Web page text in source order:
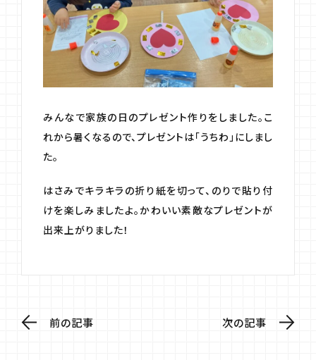
みんなで家族の日のプレゼント作りをしました。こ
れから暑くなるので、プレゼントは「うちわ」にしまし
た。
はさみでキラキラの折り紙を切って、のりで貼り付
けを楽しみましたよ。かわいい素敵なプレゼントが
出来上がりました！
前の記事 次の記事